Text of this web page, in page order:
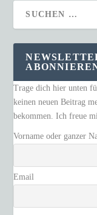
Trage dich hier unten
keinen neuen Beitrag
bekommen. Ich freue
Vorname oder ganzer
Email